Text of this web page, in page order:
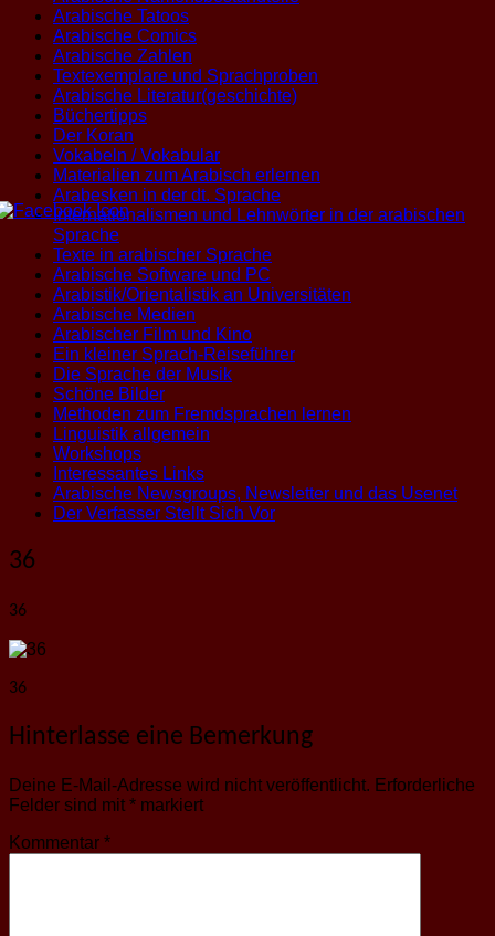
Arabische Tatoos
Arabische Comics
Arabische Zahlen
Textexemplare und Sprachproben
Arabische Literatur(geschichte)
Büchertipps
Der Koran
Vokabeln / Vokabular
Materialien zum Arabisch erlernen
Arabesken in der dt. Sprache
Internationalismen und Lehnwörter in der arabischen
Sprache
Texte in arabischer Sprache
Arabische Software und PC
Arabistik/Orientalistik an Universitäten
Arabische Medien
Arabischer Film und Kino
Ein kleiner Sprach-Reiseführer
Die Sprache der Musik
Schöne Bilder
Methoden zum Fremdsprachen lernen
Linguistik allgemein
Workshops
Interessantes Links
Arabische Newsgroups, Newsletter und das Usenet
Der Verfasser Stellt Sich Vor
36
36
36
Hinterlasse eine Bemerkung
Deine E-Mail-Adresse wird nicht veröffentlicht. Erforderliche
Felder sind mit * markiert
Kommentar *